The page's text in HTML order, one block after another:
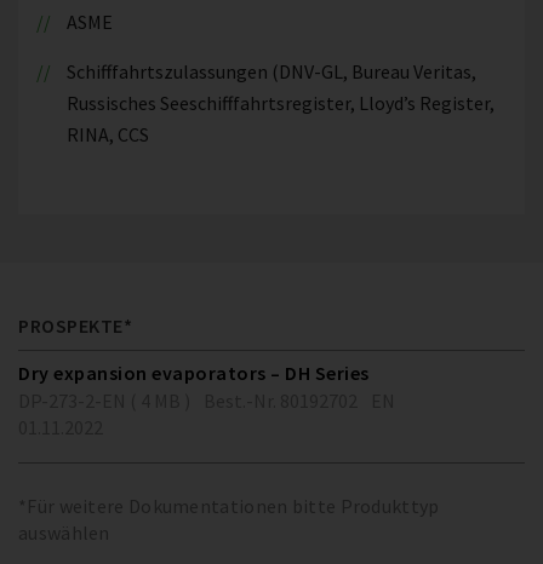
ASME
Schifffahrtszulassungen (DNV-GL, Bureau Veritas,
Russisches Seeschifffahrtsregister, Lloyd’s Register,
RINA, CCS
PROSPEKTE*
Dry expansion evaporators – DH Series
*Für weitere Dokumentationen bitte Produkttyp
auswählen